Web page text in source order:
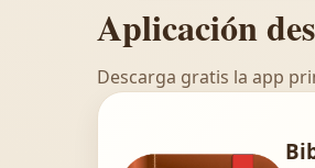
Aplicación
Descarga gratis la app